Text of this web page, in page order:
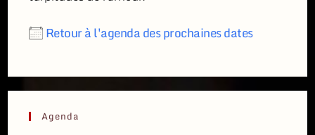
Retour à l'agenda des prochaines dates
Agenda